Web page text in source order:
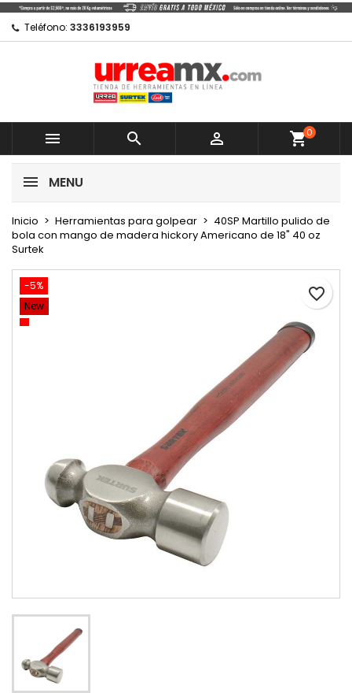
Teléfono: 3336193959
   shopping_cart0
MENU
Inicio Herramientas para golpear
40SP Martillo pulido de
bola con mango de madera hickory Americano de 18" 40 oz
Surtek
favorite_border
-5%
New
Mi lista de regalos
Crear nueva lista
Crear lista de deseos
Nombre de la lista de deseos
Cancelar
Iniciar sesión
Debe iniciar sesión para guardar productos en su
lista de deseos.
Cancelar
Iniciar sesión